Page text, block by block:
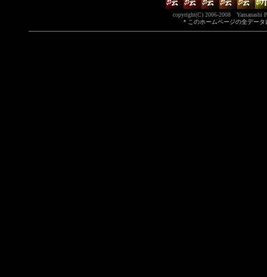
copyright(C) 2006-2008 Yamanashi
＊このホームページの全デー